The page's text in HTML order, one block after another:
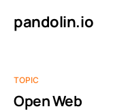
pandolin.io
TOPIC
Open Web